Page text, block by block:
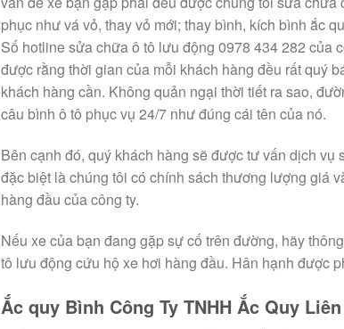
phục như vá vỏ, thay vỏ mới; thay bình, kích bình ắc
Số hotline sửa chữa ô tô lưu động 0978 434 282 của
được rằng thời gian của mỗi khách hàng đều rất quý
khách hàng cần. Không quản ngại thời tiết ra sao,
câu bình ô tô phục vụ 24/7 như đúng cái tên của nó.
Bên cạnh đó, quý khách hàng sẽ được tư vấn dịch
đặc biệt là chúng tôi có chính sách thương lượng giá
hàng đầu của công ty.
Nếu xe của bạn đang gặp sự cố trên đường, hãy
tô lưu động cứu hộ xe hơi hàng đầu. Hân hạnh được
Ắc quy Bình Công Ty TNHH Ắc Quy